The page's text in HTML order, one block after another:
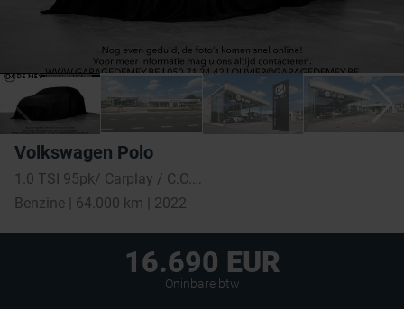
Volkswagen Polo
1.0 TSI 95pk/ Carplay / C.C. / PDC voor & achteraan / Lane Assist
Benzine | 64.000 km | 2022
16.690 EUR
Oninbare btw